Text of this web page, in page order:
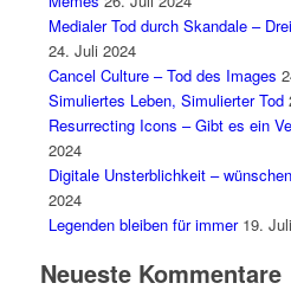
Medialer Tod durch Skandale –
24. Juli 2024
Cancel Culture – Tod des Images
Simuliertes Leben, Simulierter Tod
Resurrecting Icons – Gibt es ein
2024
Digitale Unsterblichkeit –
2024
Legenden bleiben für immer 19.
Neueste Kommentare